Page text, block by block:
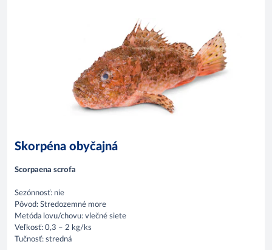
Skorpéna obyčajná
Scorpaena scrofa
Sezónnosť: nie
Pôvod: Stredozemné more
Metóda lovu/chovu: vlečné siete
Veľkosť: 0,3 – 2 kg/ks
Tučnosť: stredná